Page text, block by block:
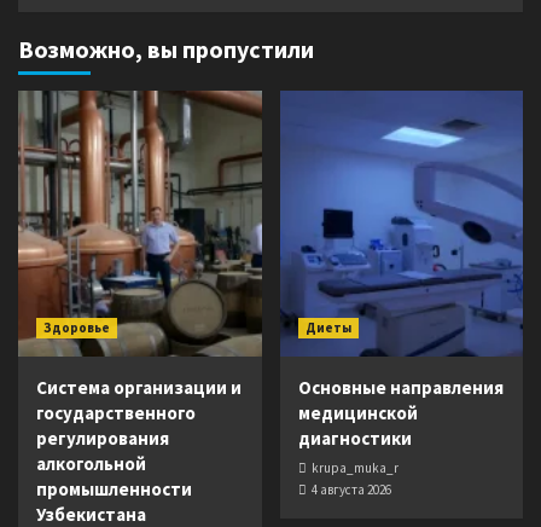
Возможно, вы пропустили
Здоровье
Система организации и
государственного
регулирования
алкогольной
промышленности
Узбекистана
Диеты
Основные направления
медицинской
диагностики
krupa_muka_r
4 августа 2026